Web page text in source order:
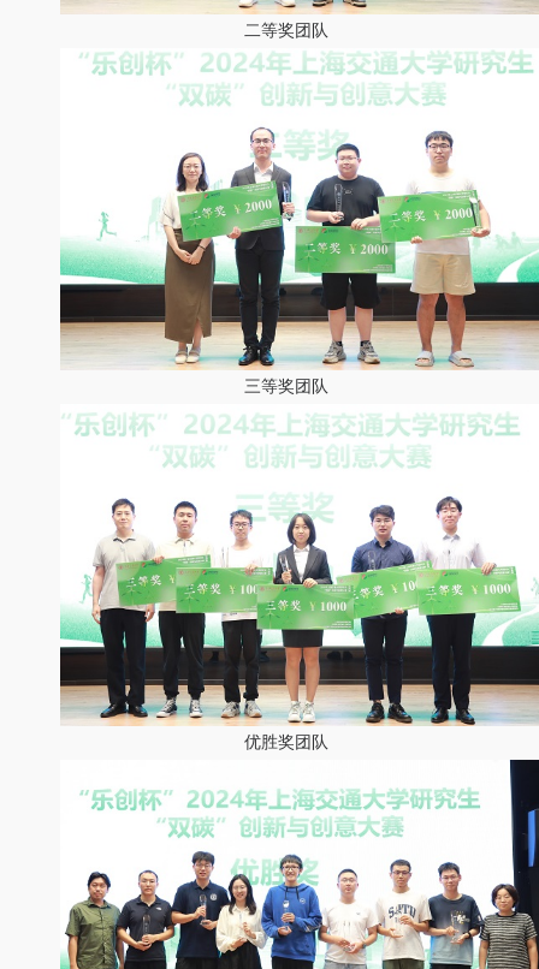
二等奖团队
三等奖团队
优胜奖团队